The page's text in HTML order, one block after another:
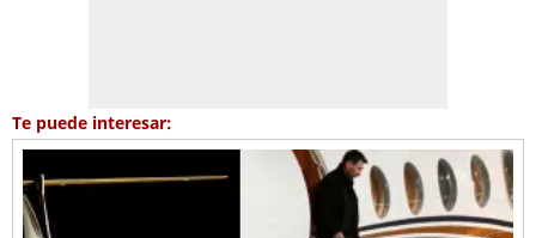
Te puede interesar: